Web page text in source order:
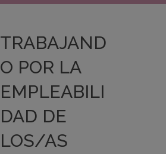
TRABAJAND
O POR LA
EMPLEABILI
DAD DE
LOS/AS